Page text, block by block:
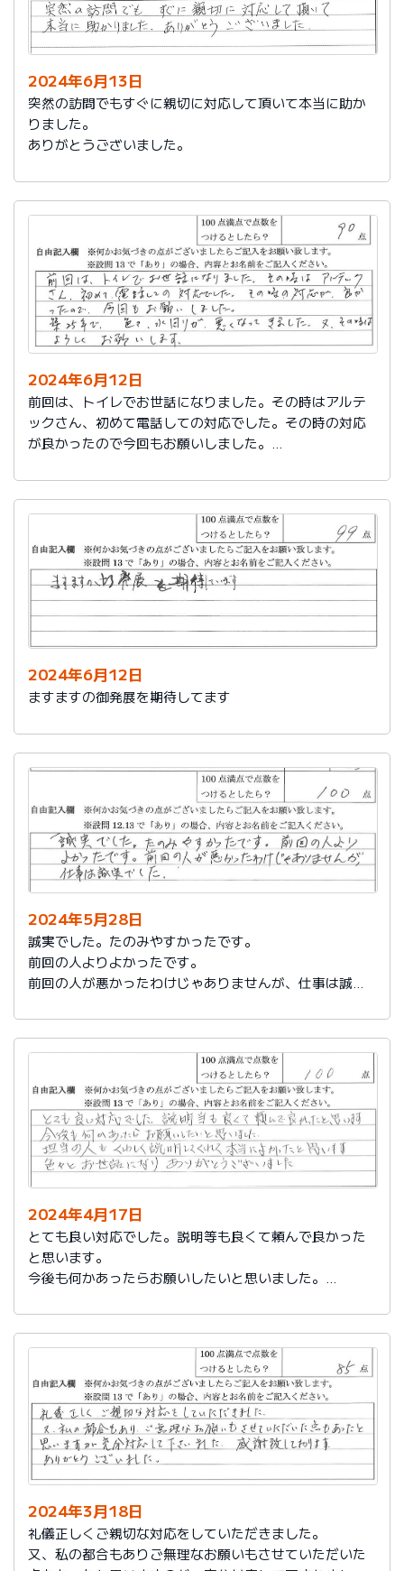
2024年6月13日
突然の訪問でもすぐに親切に対応して頂いて本当に助か
りました。
ありがとうございました。
2024年6月12日
前回は、トイレでお世話になりました。その時はアルテ
ックさん、初めて電話しての対応でした。その時の対応
が良かったので今回もお願いしました。
時はよろしくお願いします。
2024年6月12日
ますますの御発展を期待してます
2024年5月28日
誠実でした。たのみやすかったです。
前回の人よりよかったです。
前回の人が悪かったわけじゃありませんが、仕事は誠実
2024年4月17日
とても良い対応でした。説明等も良くて頼んで良かった
と思います。
今後も何かあったらお願いしたいと思いました。
います。
色々とお世話になりありがとうございました。
2024年3月18日
礼儀正しくご親切な対応をしていただきました。
又、私の都合もありご無理なお願いもさせていただいた